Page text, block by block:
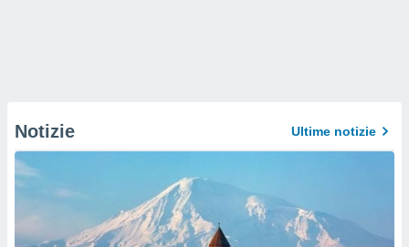
Notizie Ultime notizie